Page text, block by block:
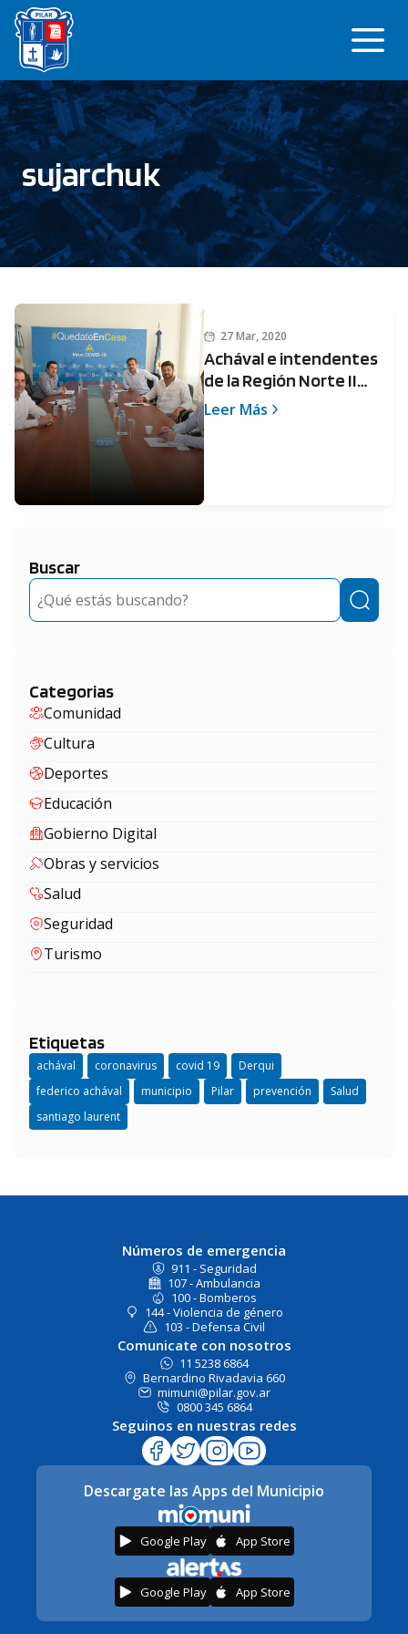
Saltar
contenido
sujarchuk
27 Mar, 2020
Achával e intendentes
de la Región Norte II
delinearon políticas
Leer Más
Buscar
Buscar
Categorias
Comunidad
Cultura
Deportes
Educación
Gobierno Digital
Obras y servicios
Salud
Seguridad
Turismo
Etiquetas
achával coronavirus covid 19
Derqui
federico achával
municipio Pilar prevención
Salud
santiago laurent
Números de emergencia
911 - Seguridad
107 - Ambulancia
100 - Bomberos
144 - Violencia de género
103 - Defensa Civil
Comunicate con nosotros
11 5238 6864
Bernardino Rivadavia 660
mimuni@pilar.gov.ar
0800 345 6864
Seguinos en nuestras redes
Descargate las Apps del Municipio
Google Play App Store
Google Play App Store